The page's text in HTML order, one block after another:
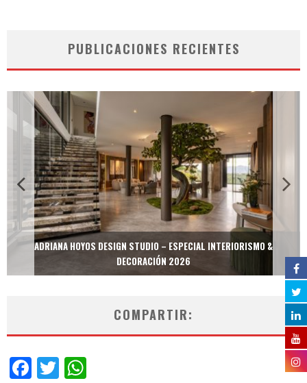
PUBLICACIONES RECIENTES
ADRIANA HOYOS DESIGN STUDIO – ESPECIAL INTERIORISMO &
DECORACIÓN 2026
COMPARTIR:
Facebook
Twitter